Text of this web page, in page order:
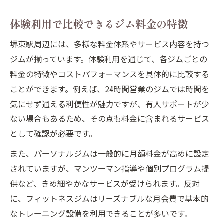
体験利用で比較できるジム料金の特徴
堺東駅周辺には、多様な料金体系やサービス内容を持つ
ジムが揃っています。体験利用を通じて、各ジムごとの
料金の特徴やコストパフォーマンスを具体的に比較する
ことができます。例えば、24時間営業のジムでは時間を
気にせず通える利便性が魅力ですが、有人サポートが少
ない場合もあるため、その点も料金に含まれるサービス
として確認が必要です。
また、パーソナルジムは一般的に月額料金が高めに設定
されていますが、マンツーマン指導や個別プログラム提
供など、きめ細やかなサービスが受けられます。反対
に、フィットネスジムはリーズナブルな月会費で基本的
なトレーニング設備を利用できることが多いです。